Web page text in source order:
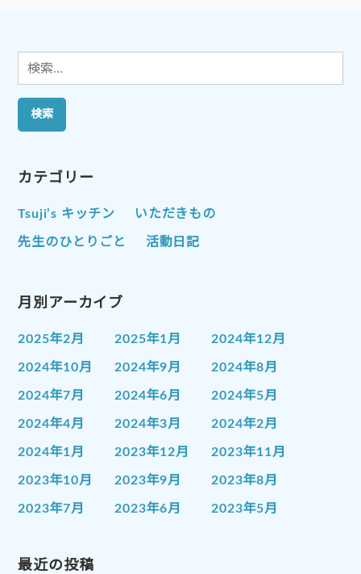
検
索:
カテゴリー
Tsuji’s キッチン いただきもの
先生のひとりごと 活動日記
月別アーカイブ
2025年2月 2025年1月 2024年12月
2024年10月 2024年9月 2024年8月
2024年7月 2024年6月 2024年5月
2024年4月 2024年3月 2024年2月
2024年1月 2023年12月 2023年11月
2023年10月 2023年9月 2023年8月
2023年7月 2023年6月 2023年5月
2023年1月
最近の投稿